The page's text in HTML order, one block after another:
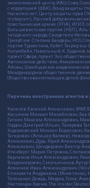
экологический центр, ИАЦ Сова,
с коррупцией (ФБК), Фонд защиты
Насилию.нет, Центр защиты прав
Instagram), Русский
повстанческая армия (УПА), ИГИЛ,
Большевистская партия (НБП),
татарского народа, Свидетели
Тризуб им. Степана Бандеры, НСО,
партия Туркестана, Хайят Тахрир
Колумбайн, Навальный, К. Буданов,
проект Сфера, проект Эхо,
Автономное действие,
Айовы, Швейцарское
Международное общественное
Общество евангелизации детей,
Перечень иностранных агентов
Киселёв Евгений Алекссевич,
Касьянов Михаил Михайлович, Бер
Галкин Максим Александрович,
Гордон Дмитрий Ильич, Лазарева
Ходорковский Михаил Борисович,
Тагирович (Алишер Валеев),
Алексеевич, Дудь Юрий
Алексеевич, Шендерович Виктор
Игенбергс Мария Петровна,
Варламов Илья Александрович,
Владимирович, Смольянинов Артур
Алексеев Иван Александрович
Елизавета Андреевна (Монеточка),
Телеканал Дождь, Медуза, Голос
Настоящее Время, The Insider,